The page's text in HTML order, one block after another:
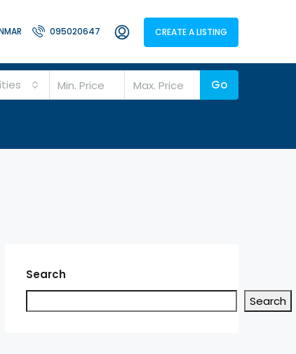
095020647 CREATE A LISTING
Go
Search
Search